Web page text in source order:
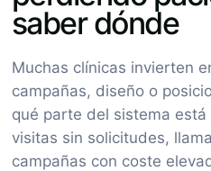
saber dónde
Muchas clínicas invierten
campañas, diseño o
qué parte del sistema
visitas sin solicitudes,
campañas con coste